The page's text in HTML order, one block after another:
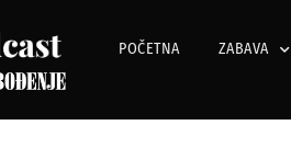
POČETNA ZABAVA